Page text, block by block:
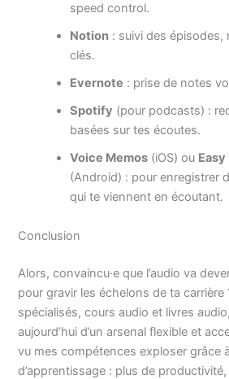
speed control.
Notion : suivi des épisodes,
clés.
Evernote : prise de notes
Spotify (pour podcasts) :
basées sur tes écoutes.
Voice Memos (iOS) ou
(Android) : pour enregistrer
qui te viennent en écoutant.
Conclusion
Alors, convaincu·e que l’audio va
pour gravir les échelons de ta
spécialisés, cours audio et livres
aujourd’hui d’un arsenal flexible et
vu mes compétences exploser grâce
d’apprentissage : plus de